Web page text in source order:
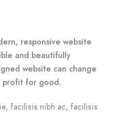
responsive website
and beautifully
website can change
profit for good.
facilisis nibh ac, facilisis